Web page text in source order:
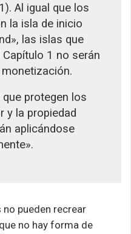
Al igual que los
la isla de inicio
las islas que
1 no serán
protegen los
y la propiedad
aplicándose
pueden recrear
no hay forma de